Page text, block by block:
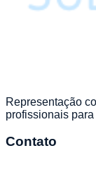
Representação
profissionais
Contato